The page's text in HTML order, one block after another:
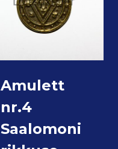
Amulett
nr.4
Saalomoni